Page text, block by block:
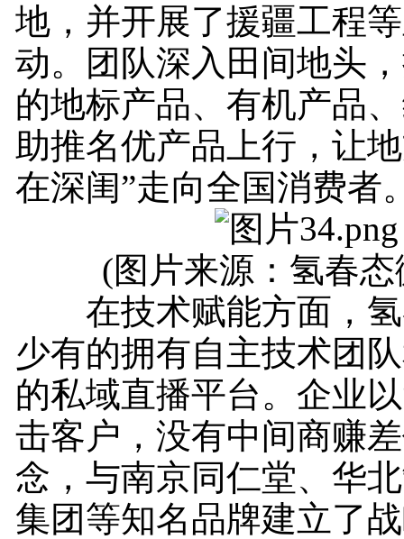
地，并开展了援疆工程
动。团队深入田间地头
的地标产品、有机产品
助推名优产品上行，让
在深闺”走向全国消费者
(图片来源：氢春态
在技术赋能方面，氢
少有的拥有自主技术团
的私域直播平台。企业
击客户，没有中间商赚
念，与南京同仁堂、华
集团等知名品牌建立了